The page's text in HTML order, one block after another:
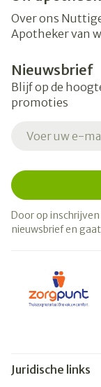
Over ons
Apotheker van
Nieuwsbrief
Blijf op de
promoties
Door op
nieuwsbrief en
Juridische links